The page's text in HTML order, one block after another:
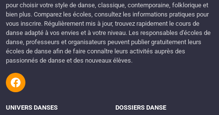
pour choisir votre style de danse, classique, contemporaine, folklorique et
bien plus. Comparez les écoles, consultez les informations pratiques pour
vous inscrire. Régulièrement mis à jour, trouvez rapidement le cours de
danse adapté à vos envies et à votre niveau. Les responsables d'écoles de
danse, professeurs et organisateurs peuvent publier gratuitement leurs
écoles de danse afin de faire connaître leurs activités auprès des
passionnés de danse et des nouveaux élèves.
UNIVERS DANSES
DOSSIERS DANSE